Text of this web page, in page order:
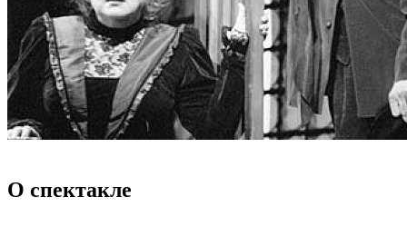
О спектакле